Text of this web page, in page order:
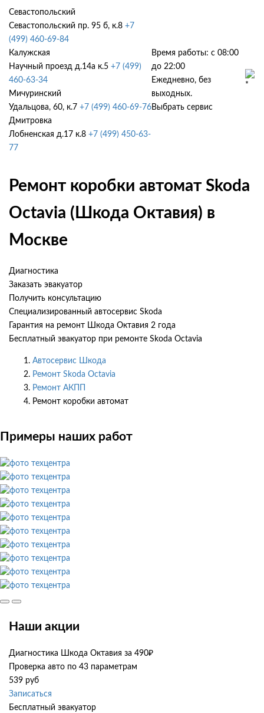
Севастопольский
Севастопольский пр. 95 б, к.8 +7
(499) 460-69-84
Калужская
Научный проезд д.14а к.5 +7 (499)
460-63-34
Мичуринский
Удальцова, 60, к.7 +7 (499) 460-69-76
Дмитровка
Лобненская д.17 к.8 +7 (499) 450-63-
77
Время работы: с 08:00
до 22:00
Ежедневно, без
выходных.
Выбрать сервис
Ремонт коробки автомат Skoda
Octavia (Шкода Октавия) в
Москве
Диагностика
Заказать эвакуатор
Получить консультацию
Специализированный автосервис Skoda
Гарантия на ремонт Шкода Октавия 2 года
Бесплатный эвакуатор при ремонте Skoda Octavia
Автосервис Шкода
Ремонт Skoda Octavia
Ремонт АКПП
Ремонт коробки автомат
Примеры наших работ
Наши акции
Диагностика Шкода Октавия за 490₽
Проверка авто по 43 параметрам
539 руб
Записаться
Бесплатный эвакуатор